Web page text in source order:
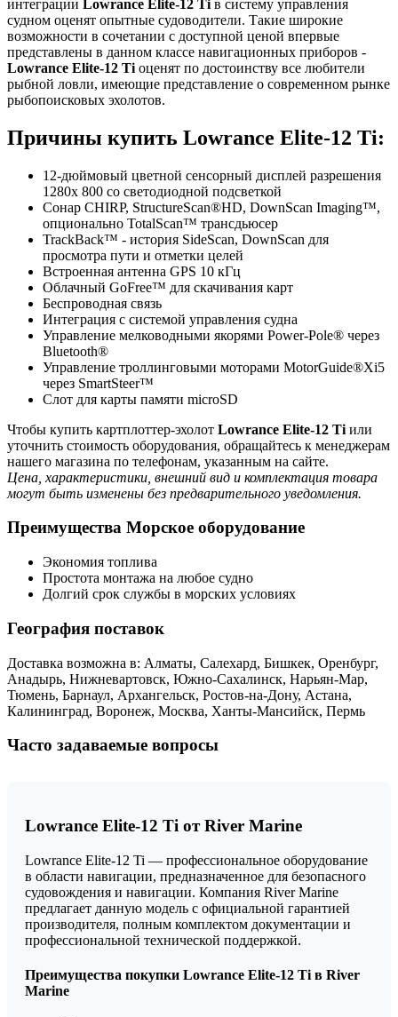
интеграции Lowrance Elite-12 Ti в систему управления
судном оценят опытные судоводители. Такие широкие
возможности в сочетании с доступной ценой впервые
представлены в данном классе навигационных приборов -
Lowrance Elite-12 Ti оценят по достоинству все любители
рыбной ловли, имеющие представление о современном рынке
рыбопоисковых эхолотов.
Причины купить Lowrance Elite-12 Ti:
12-дюймовый цветной сенсорный дисплей разрешения
1280х 800 со светодиодной подсветкой
Сонар CHIRP, StructureScan®HD, DownScan Imaging™,
опционально TotalScan™ трансдьюсер
TrackBack™ - история SideScan, DownScan для
просмотра пути и отметки целей
Встроенная антенна GPS 10 кГц
Облачный GoFree™ для скачивания карт
Беспроводная связь
Интеграция с системой управления судна
Управление мелководными якорями Power-Pole® через
Bluetooth®
Управление троллинговыми моторами MotorGuide®Xi5
через SmartSteer™
Слот для карты памяти microSD
Чтобы купить картплоттер-эхолот Lowrance Elite-12 Ti или
уточнить стоимость оборудования, обращайтесь к менеджерам
нашего магазина по телефонам, указанным на сайте.
Цена, характеристики, внешний вид и комплектация товара
могут быть изменены без предварительного уведомления.
Преимущества Морское оборудование
Экономия топлива
Простота монтажа на любое судно
Долгий срок службы в морских условиях
География поставок
Доставка возможна в: Алматы, Салехард, Бишкек, Оренбург,
Анадырь, Нижневартовск, Южно-Сахалинск, Нарьян-Мар,
Тюмень, Барнаул, Архангельск, Ростов-на-Дону, Астана,
Калининград, Воронеж, Москва, Ханты-Мансийск, Пермь
Часто задаваемые вопросы
Lowrance Elite-12 Ti от River Marine
Lowrance Elite-12 Ti — профессиональное оборудование
в области навигации, предназначенное для безопасного
судовождения и навигации. Компания River Marine
предлагает данную модель с официальной гарантией
производителя, полным комплектом документации и
профессиональной технической поддержкой.
Преимущества покупки Lowrance Elite-12 Ti в River
Marine